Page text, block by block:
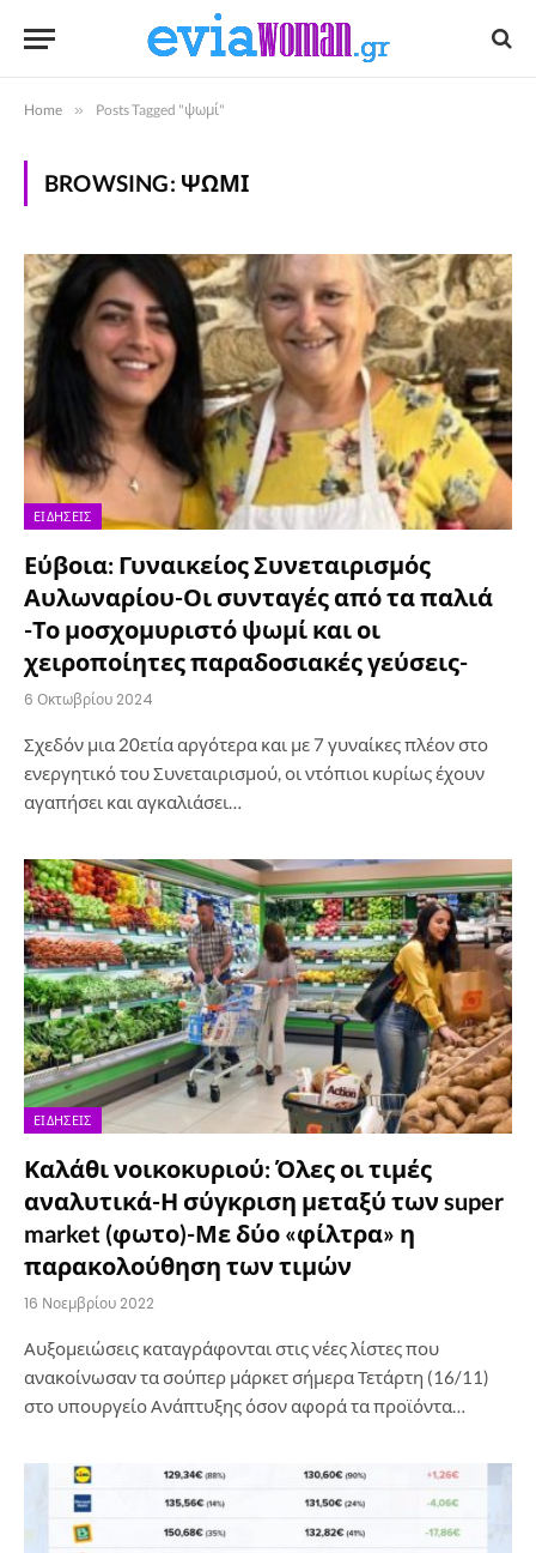
Home » Posts Tagged "ψωμί"
BROWSING: ΨΩΜΊ
ΕΙΔΉΣΕΙΣ
Εύβοια: Γυναικείος Συνεταιρισμός
Αυλωναρίου-Οι συνταγές από τα παλιά
-Το μοσχομυριστό ψωμί και οι
χειροποίητες παραδοσιακές γεύσεις-
6 Οκτωβρίου 2024
Σχεδόν μια 20ετία αργότερα και με 7 γυναίκες πλέον στο
ενεργητικό του Συνεταιρισμού, οι ντόπιοι κυρίως έχουν
αγαπήσει και αγκαλιάσει…
ΕΙΔΉΣΕΙΣ
Καλάθι νοικοκυριού: Όλες οι τιμές
αναλυτικά-Η σύγκριση μεταξύ των super
market (φωτο)-Με δύο «φίλτρα» η
παρακολούθηση των τιμών
16 Νοεμβρίου 2022
Αυξομειώσεις καταγράφονται στις νέες λίστες που
ανακοίνωσαν τα σούπερ μάρκετ σήμερα Τετάρτη (16/11)
στο υπουργείο Ανάπτυξης όσον αφορά τα προϊόντα…